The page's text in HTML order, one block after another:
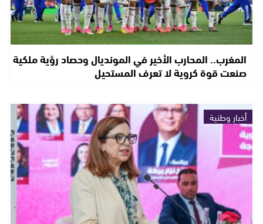
المغرب.. المحارب الأخير في المونديال وحصاد رؤية ملكية
صنعت قوة كروية لا تعرف المستحيل
أخبار وطنية